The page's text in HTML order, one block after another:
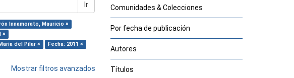
Ir
Innamorato, Mauricio ×
×
del Pilar ×
Fecha: 2011 ×
Mostrar filtros avanzados
Comunidades & Colecciones
Por fecha de publicación
Autores
Títulos